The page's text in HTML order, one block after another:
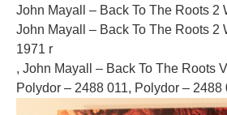
John Mayall – Back To The Roots 2
John Mayall – Back To The Roots 2
1971 r
, John Mayall – Back To The Roots
Polydor – 2488 011, Polydor – 2488